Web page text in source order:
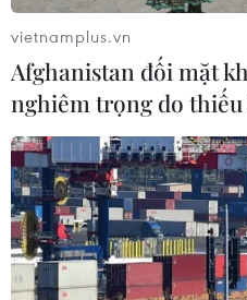
vietnamplus.vn
Afghanistan đối mặt
nghiêm trọng do